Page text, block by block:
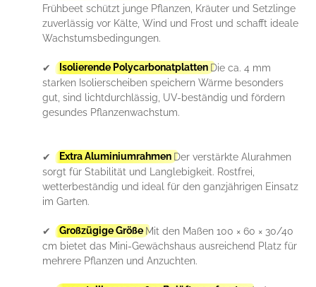
Frühbeet schützt junge Pflanzen, Kräuter und Setzlinge
zuverlässig vor Kälte, Wind und Frost und schafft ideale
Wachstumsbedingungen.
✔ Isolierende Polycarbonatplatten Die ca. 4 mm
starken Isolierscheiben speichern Wärme besonders
gut, sind lichtdurchlässig, UV-beständig und fördern
gesundes Pflanzenwachstum.
✔ Extra Aluminiumrahmen Der verstärkte Alurahmen
sorgt für Stabilität und Langlebigkeit. Rostfrei,
wetterbeständig und ideal für den ganzjährigen Einsatz
im Garten.
✔Großzügige Größe Mit den Maßen 100 × 60 × 30/40
cm bietet das Mini-Gewächshaus ausreichend Platz für
mehrere Pflanzen und Anzuchten.